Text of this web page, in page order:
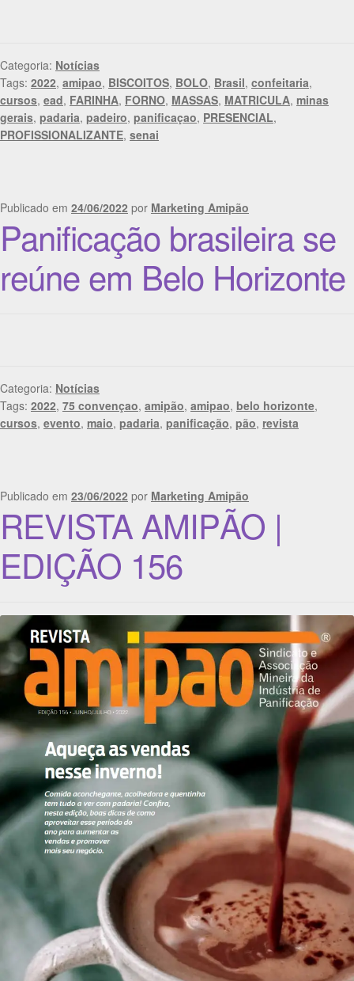
Categoria: Notícias
Tags: 2022, amipao, BISCOITOS, BOLO, Brasil, confeitaria,
cursos, ead, FARINHA, FORNO, MASSAS, MATRICULA, minas
gerais, padaria, padeiro, panificaçao, PRESENCIAL,
PROFISSIONALIZANTE, senai
Publicado em 24/06/2022 por Marketing Amipão
Panificação brasileira se
reúne em Belo Horizonte
Categoria: Notícias
Tags: 2022, 75 convençao, amipão, amipao, belo horizonte,
cursos, evento, maio, padaria, panificação, pão, revista
Publicado em 23/06/2022 por Marketing Amipão
REVISTA AMIPÃO |
EDIÇÃO 156